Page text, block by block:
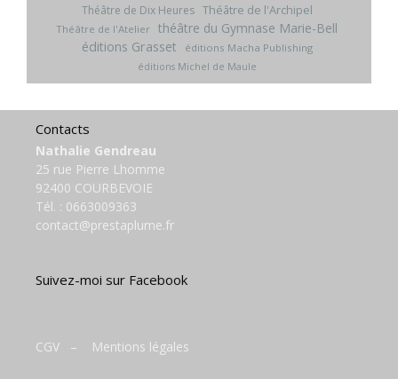
Théâtre de Dix Heures Théâtre de l'Archipel
Théâtre de l'Atelier théâtre du Gymnase Marie-Bell
éditions Grasset
éditions Macha Publishing
éditions Michel de Maule
Contacts
Nathalie Gendreau
25 rue Pierre Lhomme
92400 COURBEVOIE
Tél. : 0663009363
contact@prestaplume.fr
Suivez-moi sur Facebook
CGV – Mentions légales